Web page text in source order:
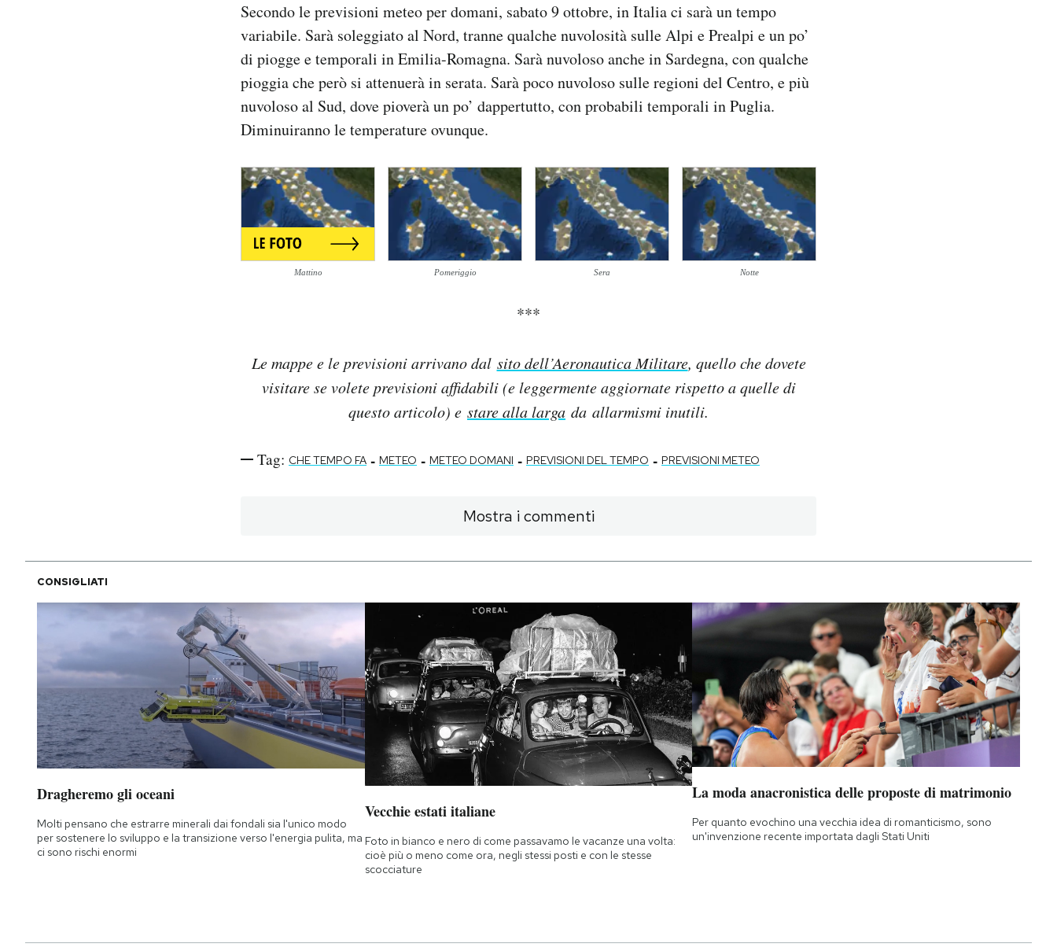
Secondo le previsioni meteo per domani, sabato 9 ottobre, in Italia ci sarà un tempo
variabile. Sarà soleggiato al Nord, tranne qualche nuvolosità sulle Alpi e Prealpi e un po’
di piogge e temporali in Emilia-Romagna. Sarà nuvoloso anche in Sardegna, con qualche
pioggia che però si attenuerà in serata. Sarà poco nuvoloso sulle regioni del Centro, e più
nuvoloso al Sud, dove pioverà un po’ dappertutto, con probabili temporali in Puglia.
Diminuiranno le temperature ovunque.
Mattino Pomeriggio Sera Notte
***
Le mappe e le previsioni arrivano dal sito dell’Aeronautica Militare, quello che dovete
visitare se volete previsioni affidabili (e leggermente aggiornate rispetto a quelle di
questo articolo) e stare alla larga da allarmismi inutili.
Tag: CHE TEMPO FA - METEO - METEO DOMANI - PREVISIONI DEL TEMPO - PREVISIONI METEO
Mostra i commenti
CONSIGLIATI
Dragheremo gli oceani
Molti pensano che estrarre minerali dai fondali sia l'unico modo
per sostenere lo sviluppo e la transizione verso l'energia pulita, ma
ci sono rischi enormi
Vecchie estati italiane
Foto in bianco e nero di come passavamo le vacanze una volta:
cioè più o meno come ora, negli stessi posti e con le stesse
scocciature
La moda anacronistica delle proposte di matrimonio
Per quanto evochino una vecchia idea di romanticismo, sono
un'invenzione recente importata dagli Stati Uniti